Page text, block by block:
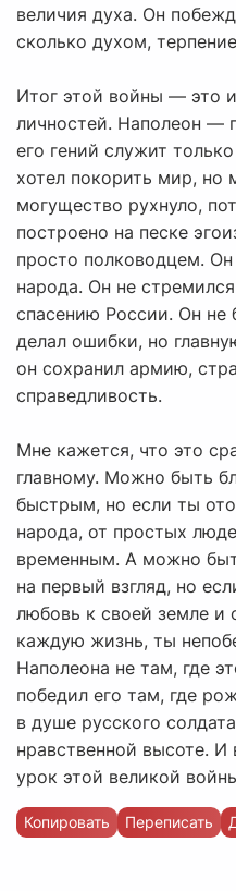
величия духа. Он
сколько духом,
Итог этой войны — это
личностей. Наполеон —
его гений служит
хотел покорить мир, но
могущество рухнуло,
построено на песке
просто полководцем.
народа. Он не
спасению России. Он
делал ошибки, но
он сохранил армию,
справедливость.
Мне кажется, что это
главному. Можно быть
быстрым, но если ты
народа, от простых
временным. А можно
на первый взгляд, но
любовь к своей земле и
каждую жизнь, ты
Наполеона не там, где
победил его там, где
в душе русского
нравственной высоте.
урок этой великой
Копировать Переписать